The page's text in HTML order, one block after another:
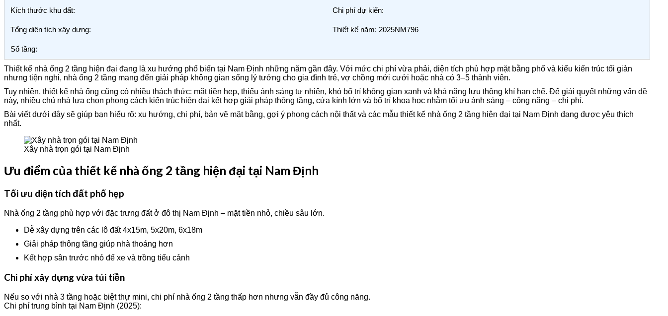
Kích thước khu đất: Chi phí dự kiến:
Tổng diện tích xây dựng: Thiết kế năm: 2025NM796
Số tầng:
Thiết kế nhà ống 2 tầng hiện đại đang là xu hướng phổ biến tại Nam Định những năm gần đây. Với mức chi phí vừa phải, diện tích phù hợp mặt bằng phố và kiểu kiến trúc tối giản
nhưng tiện nghi, nhà ống 2 tầng mang đến giải pháp không gian sống lý tưởng cho gia đình trẻ, vợ chồng mới cưới hoặc nhà có 3–5 thành viên.
Tuy nhiên, thiết kế nhà ống cũng có nhiều thách thức: mặt tiền hẹp, thiếu ánh sáng tự nhiên, khó bố trí không gian xanh và khả năng lưu thông khí hạn chế. Để giải quyết những vấn đề
này, nhiều chủ nhà lựa chọn phong cách kiến trúc hiện đại kết hợp giải pháp thông tầng, cửa kính lớn và bố trí khoa học nhằm tối ưu ánh sáng – công năng – chi phí.
Bài viết dưới đây sẽ giúp bạn hiểu rõ: xu hướng, chi phí, bản vẽ mặt bằng, gợi ý phong cách nội thất và các mẫu thiết kế nhà ống 2 tầng hiện đại tại Nam Định đang được yêu thích
nhất.
Xây nhà trọn gói tại Nam Định
Ưu điểm của thiết kế nhà ống 2 tầng hiện đại tại Nam Định
Tối ưu diện tích đất phố hẹp
Nhà ống 2 tầng phù hợp với đặc trưng đất ở đô thị Nam Định – mặt tiền nhỏ, chiều sâu lớn.
Dễ xây dựng trên các lô đất 4x15m, 5x20m, 6x18m
Giải pháp thông tầng giúp nhà thoáng hơn
Kết hợp sân trước nhỏ để xe và trồng tiểu cảnh
Chi phí xây dựng vừa túi tiền
Nếu so với nhà 3 tầng hoặc biệt thự mini, chi phí nhà ống 2 tầng thấp hơn nhưng vẫn đầy đủ công năng.
Chi phí trung bình tại Nam Định (2025):